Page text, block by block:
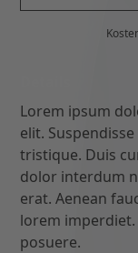
Lorem ipsum
elit.
tristique. Duis
dolor interdum
erat. Aenean
lorem
posuere.